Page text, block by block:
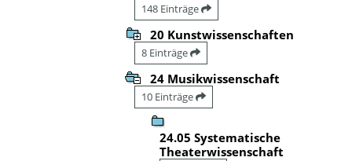
148 Einträge
20 Kunstwissenschaften
8 Einträge
24 Musikwissenschaft
10 Einträge
24.05 Systematische
Theaterwissenschaft